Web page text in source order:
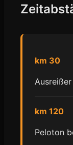
km 30
km 120
Peloton